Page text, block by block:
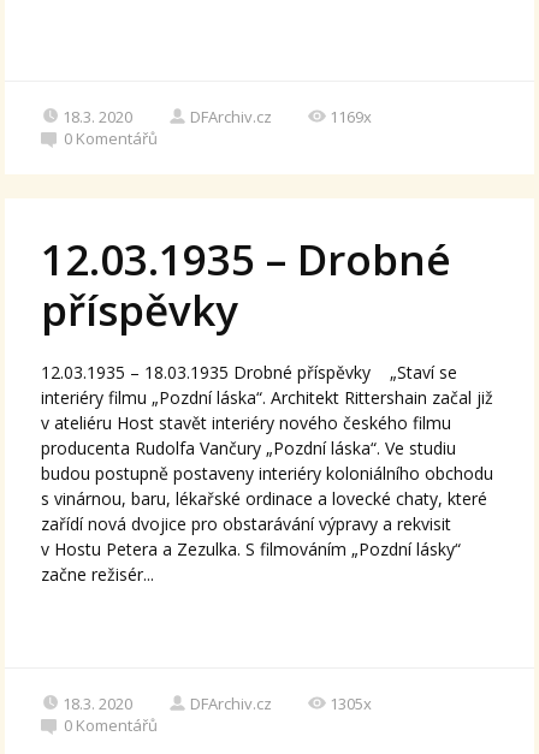
18.3. 2020 DFArchiv.cz
1169x
0 Komentářů
12.03.1935 – Drobné
příspěvky
12.03.1935 – 18.03.1935 Drobné příspěvky „Staví se
interiéry filmu „Pozdní láska“. Architekt Rittershain začal již
v ateliéru Host stavět interiéry nového českého filmu
producenta Rudolfa Vančury „Pozdní láska“. Ve studiu
budou postupně postaveny interiéry koloniálního obchodu
s vinárnou, baru, lékařské ordinace a lovecké chaty, které
zařídí nová dvojice pro obstarávání výpravy a rekvisit
v Hostu Petera a Zezulka. S filmováním „Pozdní lásky“
začne režisér...
18.3. 2020 DFArchiv.cz
1305x
0 Komentářů